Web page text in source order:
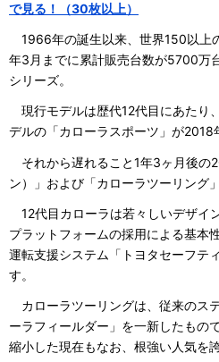
で見る！（30枚以上）
1966年の誕生以来、世界150以上
年3月までに累計販売台数が5700万
シリーズ。
現行モデルは歴代12代目にあたり
デルの「カローラスポーツ」が2018
それから遅れること1年3ヶ月後の
ン）」および「カローラツーリング
12代目カローラは若々しいデザイ
プラットフォームの採用による基本
運転支援システム「トヨタセーフテ
す。
カローラツーリングは、従来のス
ーラフィールダー」を一新したもの
縮小した現在もなお、根強い人気を誇